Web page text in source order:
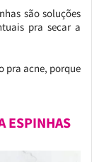
são soluções
pra secar a
pra acne, porque
ESPINHAS